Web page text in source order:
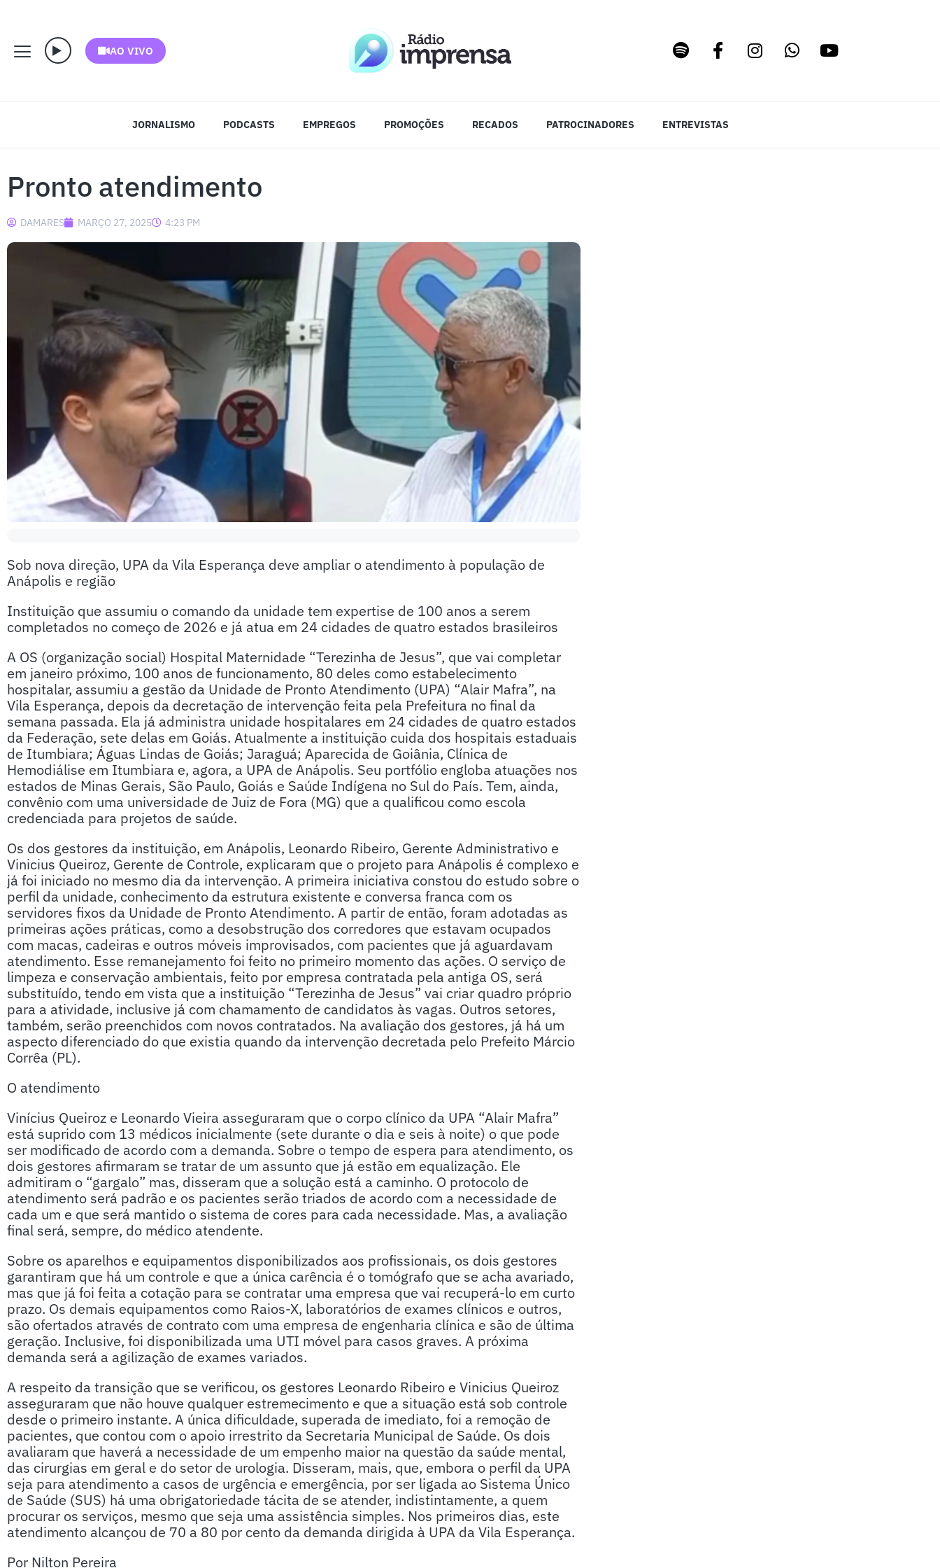
AO VIVO
JORNALISMO PODCASTS EMPREGOS PROMOÇÕES RECADOS PATROCINADORES ENTREVISTAS
Pronto atendimento
DAMARES MARÇO 27, 2025 4:23 PM
Sob nova direção, UPA da Vila Esperança deve ampliar o atendimento à população de
Anápolis e região
Instituição que assumiu o comando da unidade tem expertise de 100 anos a serem
completados no começo de 2026 e já atua em 24 cidades de quatro estados brasileiros
A OS (organização social) Hospital Maternidade “Terezinha de Jesus”, que vai completar
em janeiro próximo, 100 anos de funcionamento, 80 deles como estabelecimento
hospitalar, assumiu a gestão da Unidade de Pronto Atendimento (UPA) “Alair Mafra”, na
Vila Esperança, depois da decretação de intervenção feita pela Prefeitura no final da
semana passada. Ela já administra unidade hospitalares em 24 cidades de quatro estados
da Federação, sete delas em Goiás. Atualmente a instituição cuida dos hospitais estaduais
de Itumbiara; Águas Lindas de Goiás; Jaraguá; Aparecida de Goiânia, Clínica de
Hemodiálise em Itumbiara e, agora, a UPA de Anápolis. Seu portfólio engloba atuações nos
estados de Minas Gerais, São Paulo, Goiás e Saúde Indígena no Sul do País. Tem, ainda,
convênio com uma universidade de Juiz de Fora (MG) que a qualificou como escola
credenciada para projetos de saúde.
Os dos gestores da instituição, em Anápolis, Leonardo Ribeiro, Gerente Administrativo e
Vinicius Queiroz, Gerente de Controle, explicaram que o projeto para Anápolis é complexo e
já foi iniciado no mesmo dia da intervenção. A primeira iniciativa constou do estudo sobre o
perfil da unidade, conhecimento da estrutura existente e conversa franca com os
servidores fixos da Unidade de Pronto Atendimento. A partir de então, foram adotadas as
primeiras ações práticas, como a desobstrução dos corredores que estavam ocupados
com macas, cadeiras e outros móveis improvisados, com pacientes que já aguardavam
atendimento. Esse remanejamento foi feito no primeiro momento das ações. O serviço de
limpeza e conservação ambientais, feito por empresa contratada pela antiga OS, será
substituído, tendo em vista que a instituição “Terezinha de Jesus” vai criar quadro próprio
para a atividade, inclusive já com chamamento de candidatos às vagas. Outros setores,
também, serão preenchidos com novos contratados. Na avaliação dos gestores, já há um
aspecto diferenciado do que existia quando da intervenção decretada pelo Prefeito Márcio
Corrêa (PL).
O atendimento
Vinícius Queiroz e Leonardo Vieira asseguraram que o corpo clínico da UPA “Alair Mafra”
está suprido com 13 médicos inicialmente (sete durante o dia e seis à noite) o que pode
ser modificado de acordo com a demanda. Sobre o tempo de espera para atendimento, os
dois gestores afirmaram se tratar de um assunto que já estão em equalização. Ele
admitiram o “gargalo” mas, disseram que a solução está a caminho. O protocolo de
atendimento será padrão e os pacientes serão triados de acordo com a necessidade de
cada um e que será mantido o sistema de cores para cada necessidade. Mas, a avaliação
final será, sempre, do médico atendente.
Sobre os aparelhos e equipamentos disponibilizados aos profissionais, os dois gestores
garantiram que há um controle e que a única carência é o tomógrafo que se acha avariado,
mas que já foi feita a cotação para se contratar uma empresa que vai recuperá-lo em curto
prazo. Os demais equipamentos como Raios-X, laboratórios de exames clínicos e outros,
são ofertados através de contrato com uma empresa de engenharia clínica e são de última
geração. Inclusive, foi disponibilizada uma UTI móvel para casos graves. A próxima
demanda será a agilização de exames variados.
A respeito da transição que se verificou, os gestores Leonardo Ribeiro e Vinicius Queiroz
asseguraram que não houve qualquer estremecimento e que a situação está sob controle
desde o primeiro instante. A única dificuldade, superada de imediato, foi a remoção de
pacientes, que contou com o apoio irrestrito da Secretaria Municipal de Saúde. Os dois
avaliaram que haverá a necessidade de um empenho maior na questão da saúde mental,
das cirurgias em geral e do setor de urologia. Disseram, mais, que, embora o perfil da UPA
seja para atendimento a casos de urgência e emergência, por ser ligada ao Sistema Único
de Saúde (SUS) há uma obrigatoriedade tácita de se atender, indistintamente, a quem
procurar os serviços, mesmo que seja uma assistência simples. Nos primeiros dias, este
atendimento alcançou de 70 a 80 por cento da demanda dirigida à UPA da Vila Esperança.
Por Nilton Pereira